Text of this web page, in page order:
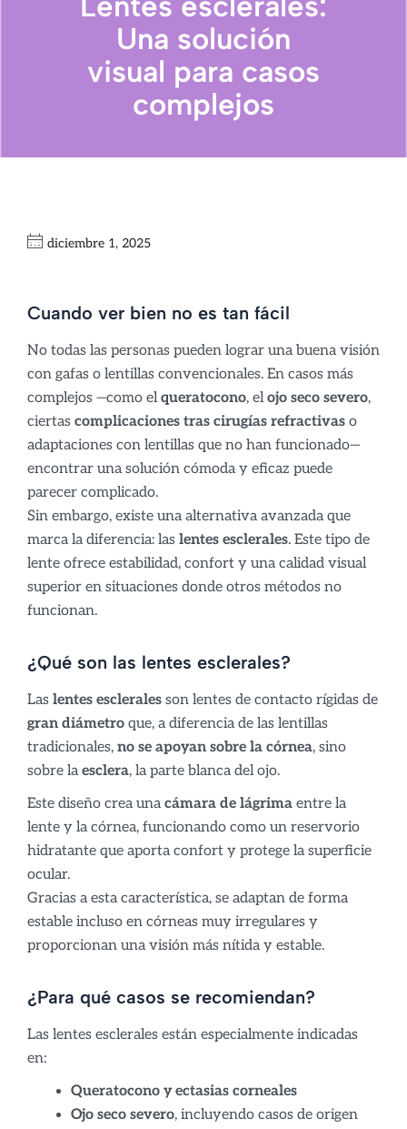
Una solución
visual para casos
complejos
diciembre 1, 2025
Cuando ver bien no es tan fácil
No todas las personas pueden lograr una buena visión
con gafas o lentillas convencionales. En casos más
complejos —como elqueratocono, elojo seco severo,
ciertas complicaciones tras cirugías refractivas o
adaptaciones con lentillas que no han funcionado—
encontrar una solución cómoda y eficaz puede
parecer complicado.
Sin embargo, existe una alternativa avanzada que
marca la diferencia: las lentes esclerales. Este tipo de
lente ofrece estabilidad, confort y una calidad visual
superior en situaciones donde otros métodos no
funcionan.
¿Qué son las lentes esclerales?
Las lentes esclerales son lentes de contacto rígidas de
gran diámetro que, a diferencia de las lentillas
tradicionales, no se apoyan sobre la córnea, sino
sobre la esclera, la parte blanca del ojo.
Este diseño crea una cámara de lágrima entre la
lente y la córnea, funcionando como un reservorio
hidratante que aporta confort y protege la superficie
ocular.
Gracias a esta característica, se adaptan de forma
estable incluso en córneas muy irregulares y
proporcionan una visión más nítida y estable.
¿Para qué casos se recomiendan?
Las lentes esclerales están especialmente indicadas
en:
Queratocono y ectasias corneales
Ojo seco severo, incluyendo casos de origen